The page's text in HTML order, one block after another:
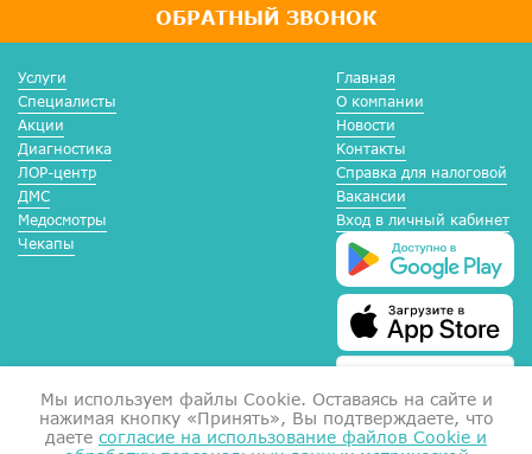
ОБРАТНЫЙ ЗВОНОК
Услуги
Специалисты
Акции
Диагностика
ЛОР-центр
ДМС
Медосмотры
Чекапы
Главная
О компании
Новости
Контакты
Справка для налоговой
Вакансии
Вход в личный кабинет
Мы используем файлы Сookie. Оставаясь на сайте и
нажимая кнопку «Принять», Вы подтверждаете, что
даете согласие на использование файлов Cookie и